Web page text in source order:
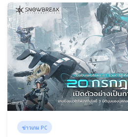
ข่าวเกม PC